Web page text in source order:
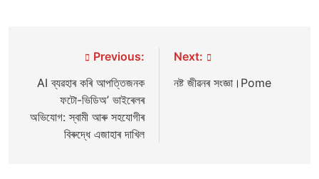
navigation
Previous:
AI ব্যৱহাৰ কৰি আপত্তিজনক
ফটো-ভিডিঅ’ ভাইৰেলৰ
অভিযোগ: স্বামী আৰু সহযোগীৰ
বিৰুদ্ধে এজাহাৰ দাখিল
Next:
নষ্ট জীৱনৰ সংজ্ঞা।Pome